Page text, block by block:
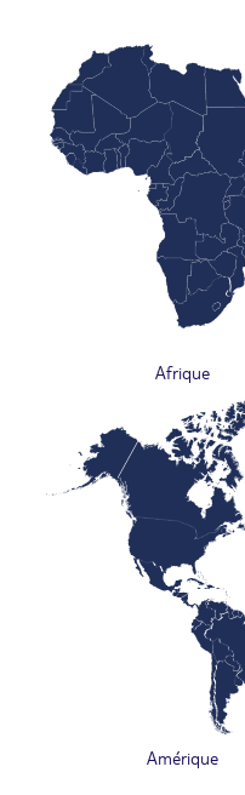
Afrique
Amérique